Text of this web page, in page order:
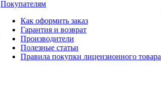
Покупателям
Как оформить заказ
Гарантия и возврат
Производители
Полезные статьи
Правила покупки лицензионного товара